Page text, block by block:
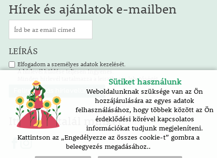
Hírek és ajánlatok e-mailben
LEÍRÁS
Elfogadom a személyes adatok kezelését.
A hírlevél küldése teljesen ingyenes.
Minden hírlevél tartalmazza a leiratkozás lehetőségét.
Itt is megtalál minket!
Sütiket használunk
Weboldalunknak szüksége van az Ön
hozzájárulására az egyes adatok
felhasználásához, hogy többek között az Ön
érdeklődési körével kapcsolatos
információkat tudjunk megjeleníteni.
Kattintson az „Engedélyezze az összes cookie-t” gombra a
beleegyezés megadásához..